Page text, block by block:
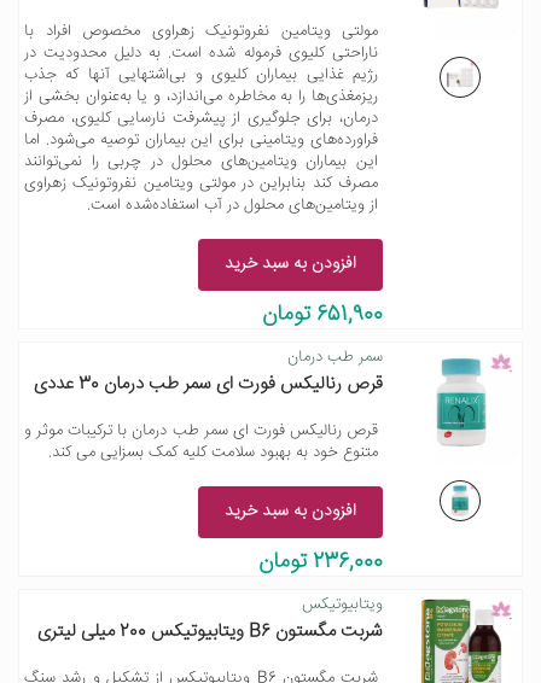
مولتی ویتامین نفروتونیک زهراوی مخصوص افراد با
ناراحتی کلیوی فرموله شده است. به دلیل محدودیت در
رژیم غذایی بیماران کلیوی و بی‌اشتهایی آنها که جذب
ریزمغذی‌ها را به مخاطره می‌اندازد، و یا به‌عنوان بخشی از
درمان، برای جلوگیری از پیشرفت نارسایی کلیوی، مصرف
فراورده‌های ویتامینی برای این بیماران توصیه می‌شود. اما
این بیماران ویتامین‌های محلول در چربی را نمی‌توانند
مصرف کند بنابراین در مولتی ویتامین نفروتونیک زهراوی
از ویتامین‌های محلول در آب استفاده‌شده است.
افزودن به سبد خرید
651,900 تومان
سمر طب درمان
قرص رنالیکس فورت ای سمر طب درمان 30 عددی
قرص رنالیکس فورت ای سمر طب درمان با ترکیبات موثر و
متنوع خود به بهبود سلامت کلیه کمک بسزایی می کند.
افزودن به سبد خرید
236,000 تومان
ویتابیوتیکس
شربت مگستون B6 ویتابیوتیکس 200 میلی لیتری
شربت مگستون B6 ویتابیوتیکس از تشکیل و رشد سنگ